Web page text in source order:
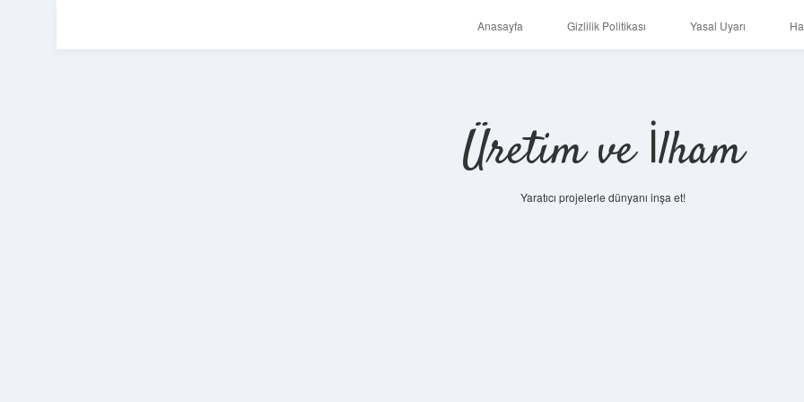
Anasayfa Gizlilik Politikası Yasal Uyarı
Üretim ve İlham
Yaratıcı projelerle dünyanı inşa et!